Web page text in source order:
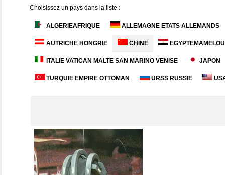
Choisissez un pays dans la liste :
ALGERIEAFRIQUE ALLEMAGNE ETATS ALLEMANDS
AUTRICHE HONGRIE CHINE
ITALIE VATICAN MALTE SAN MARINO VENISE JAPON
TURQUIE EMPIRE OTTOMAN URSS RUSSIE